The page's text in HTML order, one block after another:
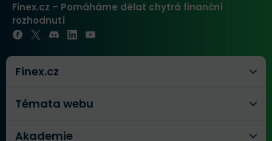
Finex.cz – Pomáháme dělat chytrá finanční
rozhodnutí
Finex.cz
Témata webu
Akademie